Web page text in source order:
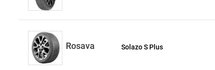
Rosava Solazo S Plus